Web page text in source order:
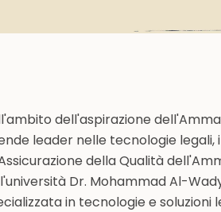
dell'aspirazione
leader nelle tecnologie legali,
della Qualità
Dr. Mohammad Al-
in tecnologie e